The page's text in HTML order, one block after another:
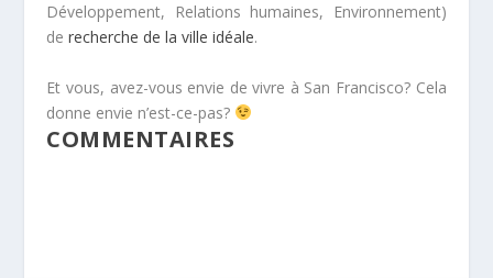
Développement, Relations humaines, Environnement)
de recherche de la ville idéale.
Et vous, avez-vous envie de vivre à San Francisco? Cela
donne envie n’est-ce-pas?
COMMENTAIRES